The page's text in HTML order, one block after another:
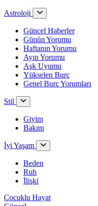
Astroloji
Güncel Haberler
Günün Yorumu
Haftanın Yorumu
Ayın Yorumu
Aşk Uyumu
Yükselen Burç
Genel Burç Yorumları
Stil
Giyim
Bakım
İyi Yaşam
Beden
Ruh
İlişki
Çocuklu Hayat